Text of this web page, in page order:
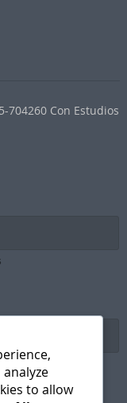
704260 Con Estudios
to allow